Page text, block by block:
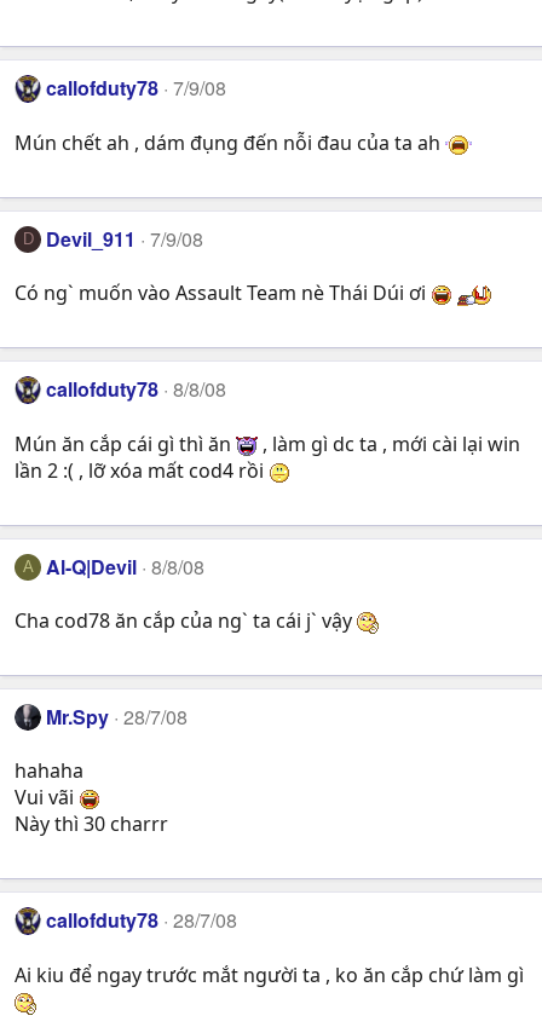
callofduty78 7/9/08
Mún chết ah , dám đụng đến nỗi đau của ta ah
D Devil_911 7/9/08
Có ng` muốn vào Assault Team nè Thái Dúi ơi
callofduty78 8/8/08
Mún ăn cắp cái gì thì ăn
, làm gì dc ta , mới cài lại win
lần 2 :( , lỡ xóa mất cod4 rồi
A Al-Q|Devil 8/8/08
Cha cod78 ăn cắp của ng` ta cái j` vậy
Mr.Spy 28/7/08
hahaha
Vui vãi
Này thì 30 charrr
callofduty78 28/7/08
Ai kiu để ngay trước mắt người ta , ko ăn cắp chứ làm gì